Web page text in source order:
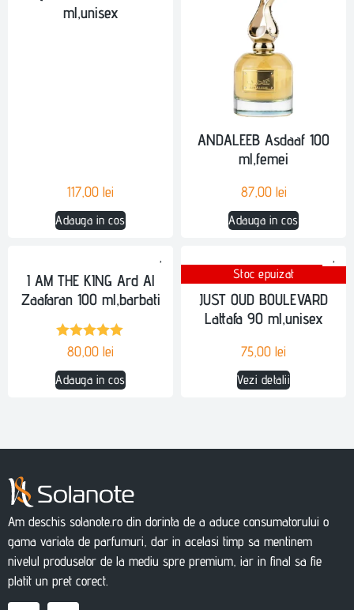
ml,unisex
117,00 lei
Adauga in cos
ANDALEEB Asdaaf 100
ml,femei
87,00 lei
Adauga in cos
I AM THE KING Ard Al
Zaafaran 100 ml,barbati
80,00 lei
Adauga in cos
Evaluat la
5.00 din 5
Stoc epuizat
JUST OUD BOULEVARD
Lattafa 90 ml,unisex
75,00 lei
Vezi detalii
Am deschis solanote.ro din dorinta de a aduce consumatorului o
gama variata de parfumuri, dar in acelasi timp sa mentinem
nivelul produselor de la mediu spre premium, iar in final sa fie
platit un pret corect.